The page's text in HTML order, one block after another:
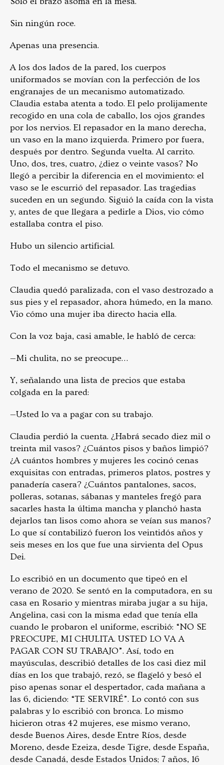
Sin ningún roce.
Apenas una presencia.
A los dos lados de la pared, los cuerpos
uniformados se movían con la perfección de los
engranajes de un mecanismo automatizado.
Claudia estaba atenta a todo. El pelo prolijamente
recogido en una cola de caballo, los ojos grandes
por los nervios. El repasador en la mano derecha,
un vaso en la mano izquierda. Primero por fuera,
después por dentro. Segunda vuelta. Al carrito.
Uno, dos, tres, cuatro, ¿diez o veinte vasos? No
llegó a percibir la diferencia en el movimiento: el
vaso se le escurrió del repasador. Las tragedias
suceden en un segundo. Siguió la caída con la vista
y, antes de que llegara a pedirle a Dios, vio cómo
estallaba contra el piso.
Hubo un silencio artificial.
Todo el mecanismo se detuvo.
Claudia quedó paralizada, con el vaso destrozado a
sus pies y el repasador, ahora húmedo, en la mano.
Vio cómo una mujer iba directo hacia ella.
Con la voz baja, casi amable, le habló de cerca:
—Mi chulita, no se preocupe…
Y, señalando una lista de precios que estaba
colgada en la pared:
—Usted lo va a pagar con su trabajo.
Claudia perdió la cuenta. ¿Habrá secado diez mil o
treinta mil vasos? ¿Cuántos pisos y baños limpió?
¿A cuántos hombres y mujeres les cocinó cenas
exquisitas con entradas, primeros platos, postres y
panadería casera? ¿Cuántos pantalones, sacos,
polleras, sotanas, sábanas y manteles fregó para
sacarles hasta la última mancha y planchó hasta
dejarlos tan lisos como ahora se veían sus manos?
Lo que sí contabilizó fueron los veintidós años y
seis meses en los que fue una sirvienta del Opus
Dei.
Lo escribió en un documento que tipeó en el
verano de 2020. Se sentó en la computadora, en su
casa en Rosario y mientras miraba jugar a su hija,
Angelina, casi con la misma edad que tenía ella
cuando le probaron el uniforme, escribió: “NO SE
PREOCUPE, MI CHULITA. USTED LO VA A
PAGAR CON SU TRABAJO”. Así, todo en
mayúsculas, describió detalles de los casi diez mil
días en los que trabajó, rezó, se flageló y besó el
piso apenas sonar el despertador, cada mañana a
las 6, diciendo: “TE SERVIRÉ”. Lo contó con sus
palabras y lo escribió con bronca. Lo mismo
hicieron otras 42 mujeres, ese mismo verano,
desde Buenos Aires, desde Entre Ríos, desde
Moreno, desde Ezeiza, desde Tigre, desde España,
desde Canadá, desde Estados Unidos; 7 años, 16